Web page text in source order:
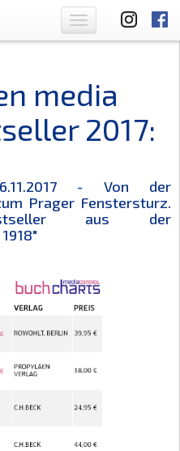
Toggle
navigation
media
2017:
- Von der
Prager Fenstersturz.
aus der